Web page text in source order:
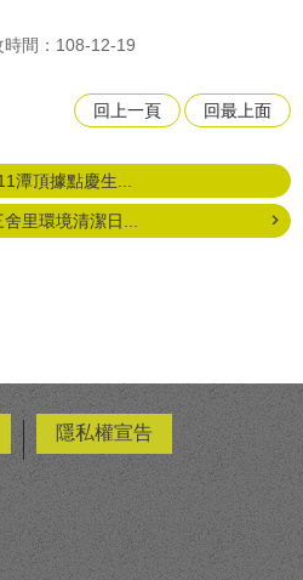
時間：108-12-19
回上一頁 回最上面
潭頂據點慶生...
里環境清潔日...
隱私權宣告